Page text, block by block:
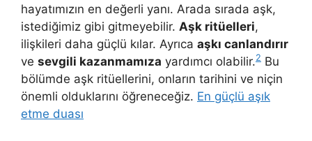
hayatımızın en değerli yanı. Arada sırada aşk,
istediğimiz gibi gitmeyebilir. Aşk ritüelleri,
ilişkileri daha güçlü kılar. Ayrıca aşkı canlandırır
ve sevgili kazanmamıza yardımcı olabilir.2 Bu
bölümde aşk ritüellerini, onların tarihini ve niçin
önemli olduklarını öğreneceğiz. En güçlü aşık
etme duası